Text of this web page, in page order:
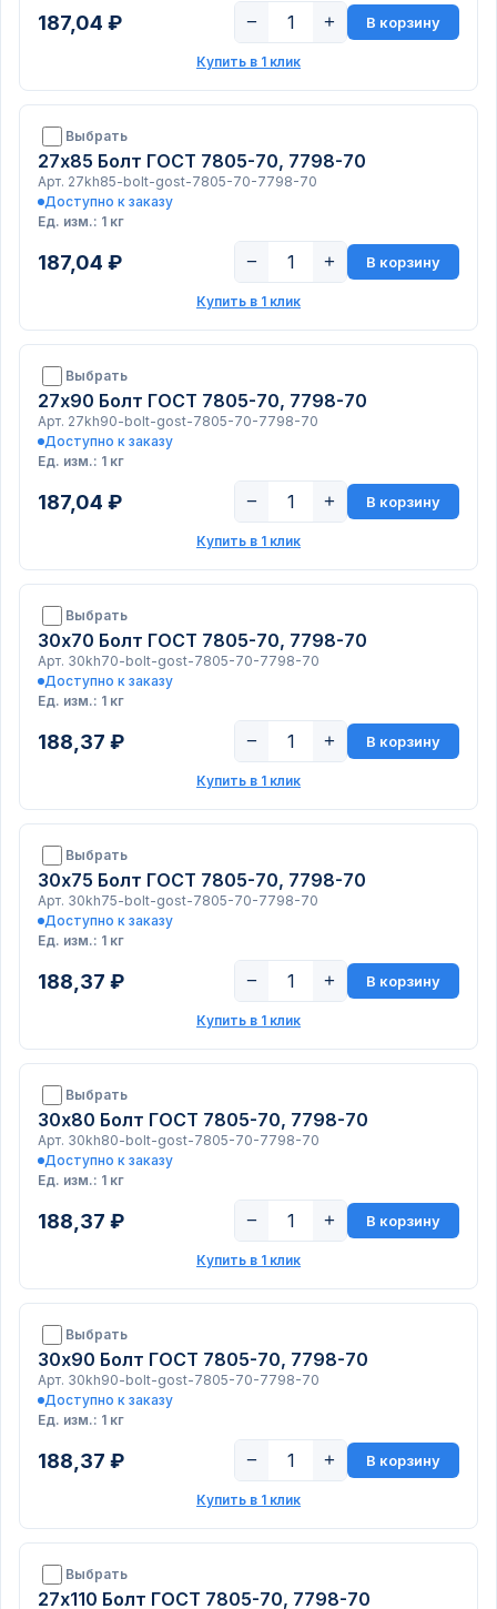
187,04 ₽ − + В корзину
Купить в 1 клик
Выбрать
27х85 Болт ГОСТ 7805-70, 7798-70
Арт. 27kh85-bolt-gost-7805-70-7798-70
Доступно к заказу
Ед. изм.: 1 кг
187,04 ₽ − + В корзину
Купить в 1 клик
Выбрать
27х90 Болт ГОСТ 7805-70, 7798-70
Арт. 27kh90-bolt-gost-7805-70-7798-70
Доступно к заказу
Ед. изм.: 1 кг
187,04 ₽ − + В корзину
Купить в 1 клик
Выбрать
30х70 Болт ГОСТ 7805-70, 7798-70
Арт. 30kh70-bolt-gost-7805-70-7798-70
Доступно к заказу
Ед. изм.: 1 кг
188,37 ₽ − + В корзину
Купить в 1 клик
Выбрать
30х75 Болт ГОСТ 7805-70, 7798-70
Арт. 30kh75-bolt-gost-7805-70-7798-70
Доступно к заказу
Ед. изм.: 1 кг
188,37 ₽ − + В корзину
Купить в 1 клик
Выбрать
30х80 Болт ГОСТ 7805-70, 7798-70
Арт. 30kh80-bolt-gost-7805-70-7798-70
Доступно к заказу
Ед. изм.: 1 кг
188,37 ₽ − + В корзину
Купить в 1 клик
Выбрать
30х90 Болт ГОСТ 7805-70, 7798-70
Арт. 30kh90-bolt-gost-7805-70-7798-70
Доступно к заказу
Ед. изм.: 1 кг
188,37 ₽ − + В корзину
Купить в 1 клик
Выбрать
27х110 Болт ГОСТ 7805-70, 7798-70